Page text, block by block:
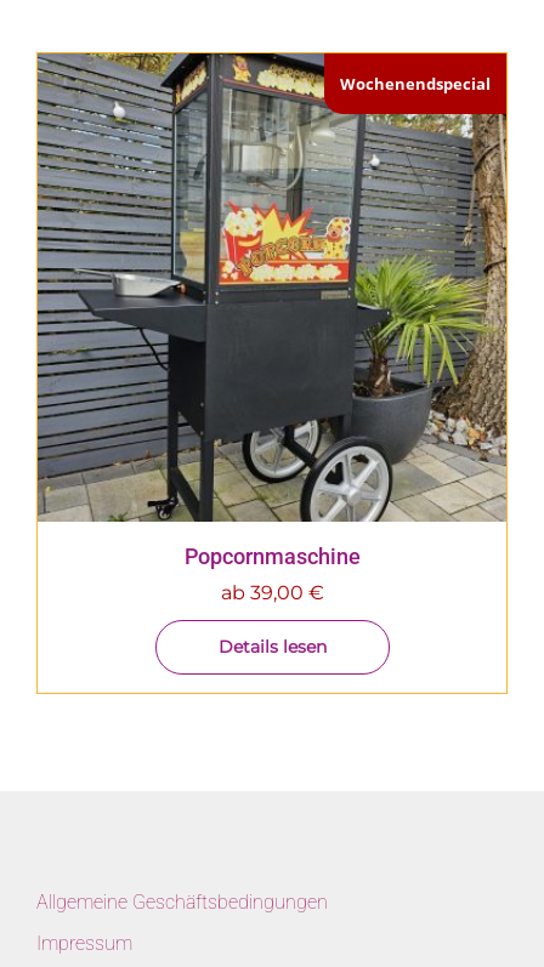
Wochenendspecial
Popcornmaschine
ab 39,00 €
Details lesen
Allgemeine Geschäftsbedingungen
Impressum